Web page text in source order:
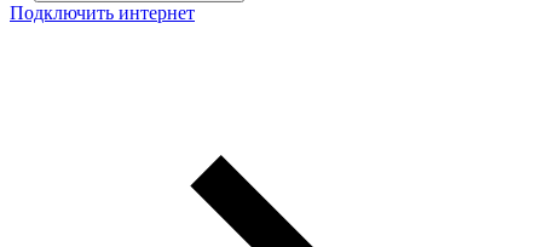
Подключить интернет